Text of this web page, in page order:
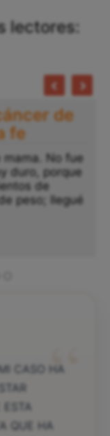
lectores:
de
fe
No fue
duro, porque
de
peso; llegué
“
CASO HA
ESTA
QUE HA